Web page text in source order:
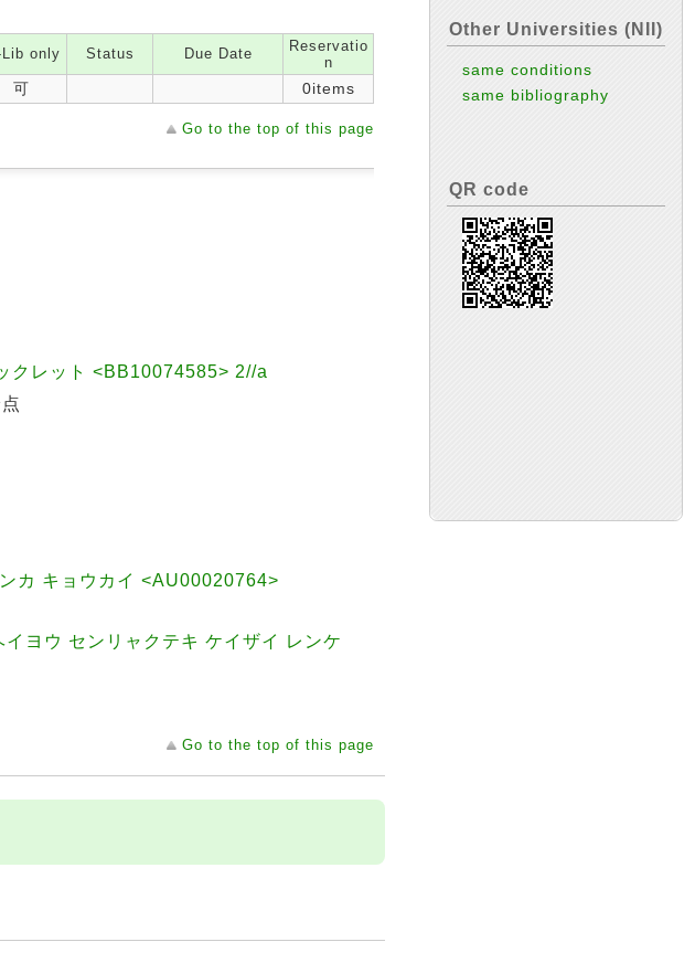
Lib only Status Due Date
Reservatio
n
可 0items
Go to the top of this page
クレット <BB10074585> 2//a
カ キョウカイ <AU00020764>
ヨウ センリャクテキ ケイザイ レンケ
Go to the top of this page
Other Universities (NII)
same conditions
same bibliography
QR code